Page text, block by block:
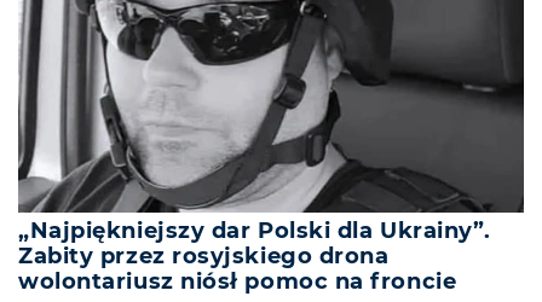
„Najpiękniejszy dar Polski dla Ukrainy”.
Zabity przez rosyjskiego drona
wolontariusz niósł pomoc na froncie